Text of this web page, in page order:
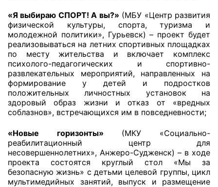
«Я выбираю СПОРТ! А вы?» (МБУ «Центр развития
физической культуры, спорта, туризма и
молодежной политики», Гурьевск) – проект будет
реализовываться на летних спортивных площадках
по месту жительства и включает комплекс
психолого-педагогических и спортивно-
развлекательных мероприятий, направленных на
формирование у детей и подростков
положительных личностных установок на
здоровый образ жизни и отказ от «вредных
соблазнов», встречающихся им в повседневности;
«Новые горизонты» (МКУ «Социально-
реабилитационный центр для
несовершеннолетних», Анжеро-Судженск) – в ходе
проекта состоятся круглый стол «Мы за
безопасную жизнь» с детьми целевой группы, цикл
мультимедийных занятий, выпуск и размещение